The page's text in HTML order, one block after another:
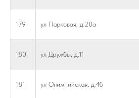
179 ул Парковая, д.20а
180 ул Дружбы, д.11
181 ул Олимпийская, д.4б